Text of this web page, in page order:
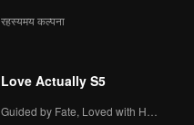
रहस्यमय कल्पना
Love Actually S5